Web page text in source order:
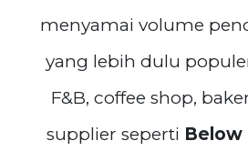
menyamai volume
yang lebih dulu
F&B, coffee shop,
supplier seperti Below